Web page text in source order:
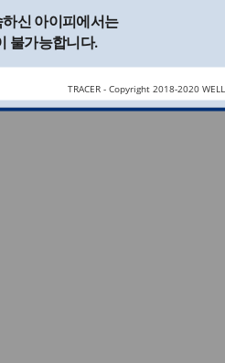
신 아이피에서는
불가능합니다.
TRACER - Copyright 2018-2020